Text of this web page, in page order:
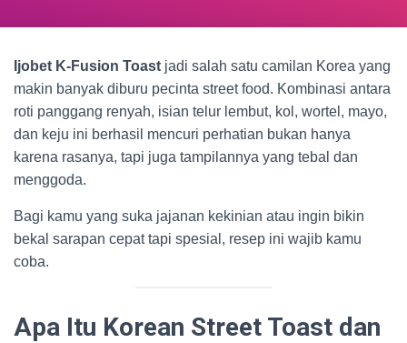
Ijobet K-Fusion Toast jadi salah satu camilan Korea yang
makin banyak diburu pecinta street food. Kombinasi antara
roti panggang renyah, isian telur lembut, kol, wortel, mayo,
dan keju ini berhasil mencuri perhatian bukan hanya
karena rasanya, tapi juga tampilannya yang tebal dan
menggoda.
Bagi kamu yang suka jajanan kekinian atau ingin bikin
bekal sarapan cepat tapi spesial, resep ini wajib kamu
coba.
Apa Itu Korean Street Toast dan